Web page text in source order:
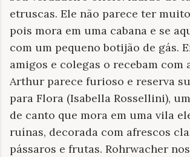
etruscas. Ele não parece ter
pois mora em uma cabana e se
com um pequeno botijão de gás.
amigos e colegas o recebam com
Arthur parece furioso e reserva
para Flora (Isabella Rossellini),
de canto que mora em uma vila
ruínas, decorada com afrescos
pássaros e frutas. Rohrwacher